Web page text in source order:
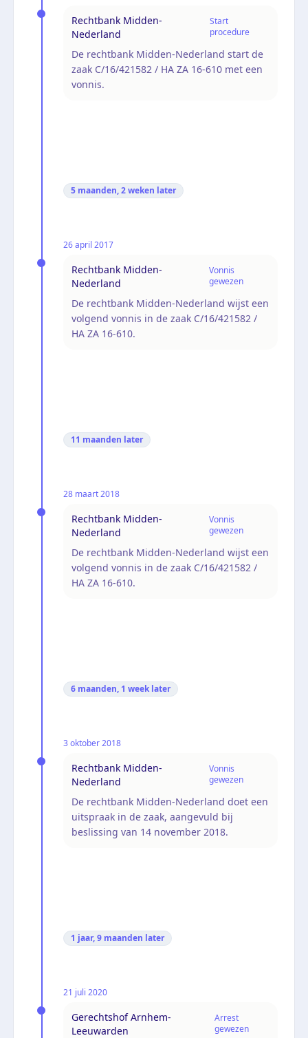
Rechtbank Midden-
Nederland
Start
procedure
De rechtbank Midden-Nederland start de
zaak C/16/421582 / HA ZA 16-610 met een
vonnis.
5 maanden, 2 weken later
26 april 2017
Rechtbank Midden-
Nederland
Vonnis
gewezen
De rechtbank Midden-Nederland wijst een
volgend vonnis in de zaak C/16/421582 /
HA ZA 16-610.
11 maanden later
28 maart 2018
Rechtbank Midden-
Nederland
Vonnis
gewezen
De rechtbank Midden-Nederland wijst een
volgend vonnis in de zaak C/16/421582 /
HA ZA 16-610.
6 maanden, 1 week later
3 oktober 2018
Rechtbank Midden-
Nederland
Vonnis
gewezen
De rechtbank Midden-Nederland doet een
uitspraak in de zaak, aangevuld bij
beslissing van 14 november 2018.
1 jaar, 9 maanden later
21 juli 2020
Gerechtshof Arnhem-
Leeuwarden
Arrest
gewezen